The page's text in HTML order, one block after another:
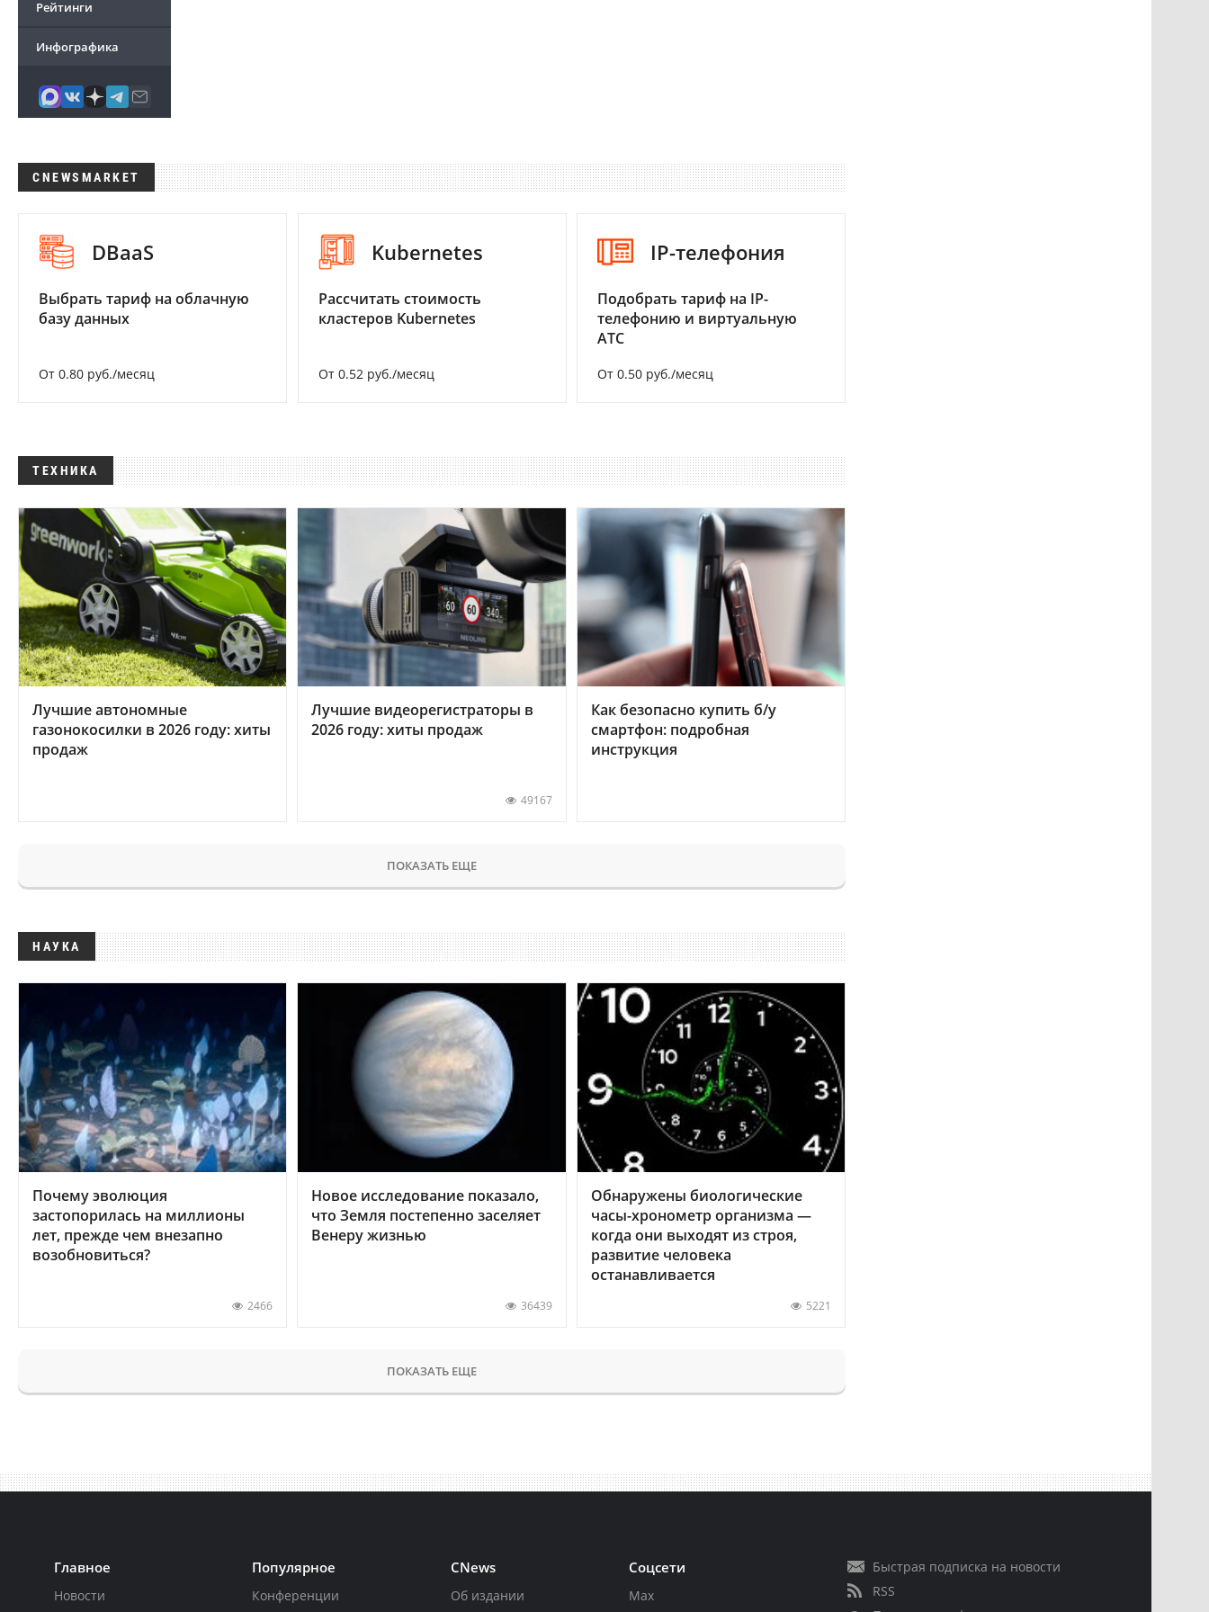
Рейтинги
Инфографика
CNEWSMARKET
DBaaS
Выбрать тариф на облачную
базу данных
От 0.80 руб./месяц
Kubernetes
Рассчитать стоимость
кластеров Kubernetes
От 0.52 руб./месяц
IP-телефония
Подобрать тариф на IP-
телефонию и виртуальную
АТС
От 0.50 руб./месяц
ТЕХНИКА
Лучшие автономные
газонокосилки в 2026 году: хиты
продаж
Лучшие видеорегистраторы в
2026 году: хиты продаж
49167
Как безопасно купить б/у
смартфон: подробная
инструкция
ПОКАЗАТЬ ЕЩЕ
НАУКА
Почему эволюция
застопорилась на миллионы
лет, прежде чем внезапно
возобновиться?
2466
Новое исследование показало,
что Земля постепенно заселяет
Венеру жизнью
36439
Обнаружены биологические
часы-хронометр организма —
когда они выходят из строя,
развитие человека
останавливается
5221
ПОКАЗАТЬ ЕЩЕ
Главное
Новости
Популярное
Конференции
CNews
Об издании
Соцсети
Max
Быстрая подписка на новости
RSS